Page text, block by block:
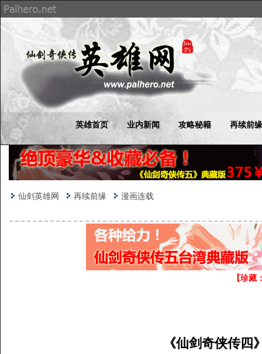
英雄首页 业内新闻 攻略秘籍 再续前缘
仙剑英雄网 再续前缘 漫画连载
【珍藏
《仙剑奇侠传四